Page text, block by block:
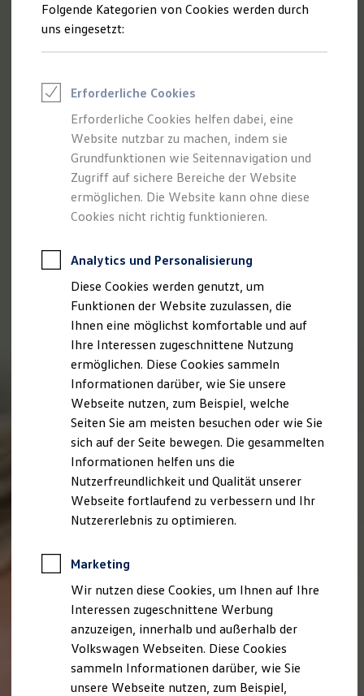
Jobs in Produktion und Logistik
Talentpool für Fach- und Führungsexpertinnen
Arbeiten bei VW
Was uns ausmacht
Wir bei Volkswagen
Onboarding und Einarbeitung
Unternehmensbereiche
Standorte
Verhaltensgrundsätze
Karriere Magazin
Talentpool
Deine Bewerbung
Onlinebewerbung: So geht's
Bewerbungstipps
Eine Absage - was nun?
Anreise zu Interview oder AC
Kontakt und Hilfe
Barrierefrei bewerben
Triff unsere Recruiter
Events
Folgende Kategorien von Cookies werden durch
uns eingesetzt:
Erforderliche Cookies
Erforderliche Cookies helfen dabei, eine
Website nutzbar zu machen, indem sie
Grundfunktionen wie Seitennavigation und
Zugriff auf sichere Bereiche der Website
ermöglichen. Die Website kann ohne diese
Cookies nicht richtig funktionieren.
Analytics und Personalisierung
Diese Cookies werden genutzt, um
Funktionen der Website zuzulassen, die
Ihnen eine möglichst komfortable und auf
Ihre Interessen zugeschnittene Nutzung
ermöglichen. Diese Cookies sammeln
Informationen darüber, wie Sie unsere
Webseite nutzen, zum Beispiel, welche
Seiten Sie am meisten besuchen oder wie Sie
sich auf der Seite bewegen. Die gesammelten
Informationen helfen uns die
Nutzerfreundlichkeit und Qualität unserer
Webseite fortlaufend zu verbessern und Ihr
Nutzererlebnis zu optimieren.
Marketing
Wir nutzen diese Cookies, um Ihnen auf Ihre
Interessen zugeschnittene Werbung
anzuzeigen, innerhalb und außerhalb der
Volkswagen Webseiten. Diese Cookies
sammeln Informationen darüber, wie Sie
unsere Webseite nutzen, zum Beispiel,